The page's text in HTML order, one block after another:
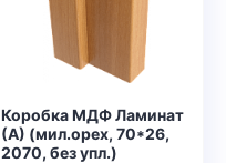
Коробка МДФ Ламинат
(А) (мил.орех, 70*26,
2070, без упл.)